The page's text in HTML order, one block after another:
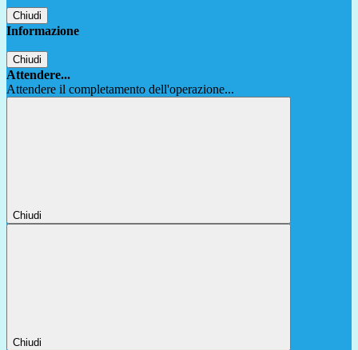
Chiudi
Informazione
Chiudi
Attendere...
Attendere il completamento dell'operazione...
Chiudi
Chiudi